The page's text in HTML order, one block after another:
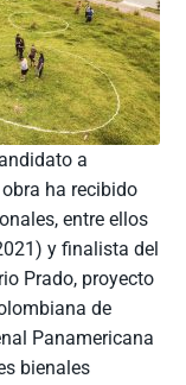
a
ha recibido
entre ellos
y finalista del
Prado, proyecto
de
Panamericana
bienales